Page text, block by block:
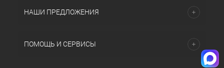
НАШИ ПРЕДЛОЖЕНИЯ
ПОМОЩЬ И СЕРВИСЫ